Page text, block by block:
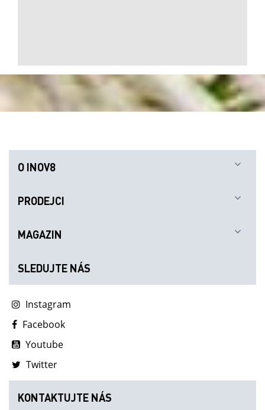
O INOV8
PRODEJCI
MAGAZIN
SLEDUJTE NÁS
Instagram
Facebook
Youtube
Twitter
KONTAKTUJTE NÁS